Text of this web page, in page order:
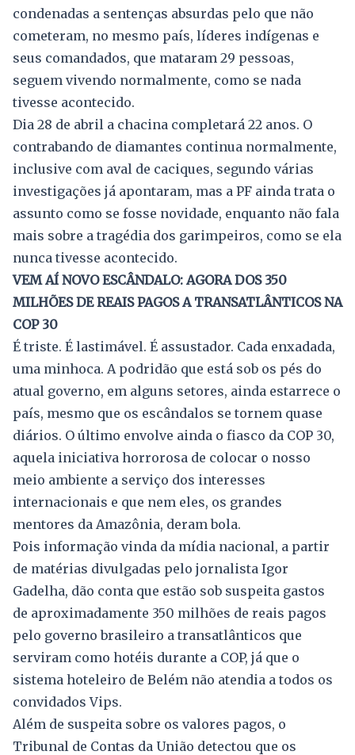
condenadas a sentenças absurdas pelo que não
cometeram, no mesmo país, líderes indígenas e
seus comandados, que mataram 29 pessoas,
seguem vivendo normalmente, como se nada
tivesse acontecido.
Dia 28 de abril a chacina completará 22 anos. O
contrabando de diamantes continua normalmente,
inclusive com aval de caciques, segundo várias
investigações já apontaram, mas a PF ainda trata o
assunto como se fosse novidade, enquanto não fala
mais sobre a tragédia dos garimpeiros, como se ela
nunca tivesse acontecido.
VEM AÍ NOVO ESCÂNDALO: AGORA DOS 350
MILHÕES DE REAIS PAGOS A TRANSATLÂNTICOS NA
COP 30
É triste. É lastimável. É assustador. Cada enxadada,
uma minhoca. A podridão que está sob os pés do
atual governo, em alguns setores, ainda estarrece o
país, mesmo que os escândalos se tornem quase
diários. O último envolve ainda o fiasco da COP 30,
aquela iniciativa horrorosa de colocar o nosso
meio ambiente a serviço dos interesses
internacionais e que nem eles, os grandes
mentores da Amazônia, deram bola.
Pois informação vinda da mídia nacional, a partir
de matérias divulgadas pelo jornalista Igor
Gadelha, dão conta que estão sob suspeita gastos
de aproximadamente 350 milhões de reais pagos
pelo governo brasileiro a transatlânticos que
serviram como hotéis durante a COP, já que o
sistema hoteleiro de Belém não atendia a todos os
convidados Vips.
Além de suspeita sobre os valores pagos, o
Tribunal de Contas da União detectou que os